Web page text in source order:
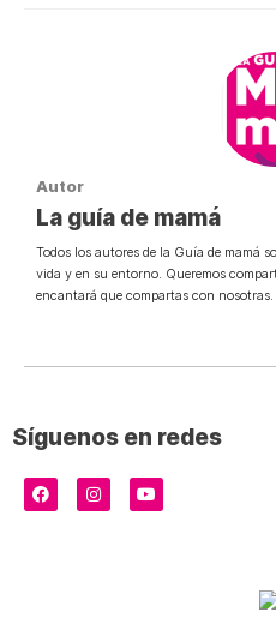
Autor
La guía de mamá
Todos los autores de la Guía de mamá
vida y en su entorno. Queremos
encantará que compartas con nosotras.
Síguenos en redes